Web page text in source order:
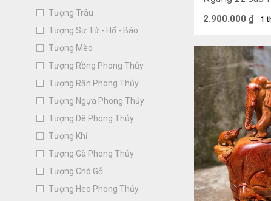
Tượng Trâu
Tượng Sư Tử - Hổ - Báo
Tượng Mèo
Tượng Rồng Phong Thủy
Tượng Rắn Phong Thủy
Tượng Ngựa Phong Thủy
Tượng Dê Phong Thủy
Tượng Khỉ
Tượng Gà Phong Thủy
Tượng Chó Gỗ
Tượng Heo Phong Thủy
1
2.900.000 ₫